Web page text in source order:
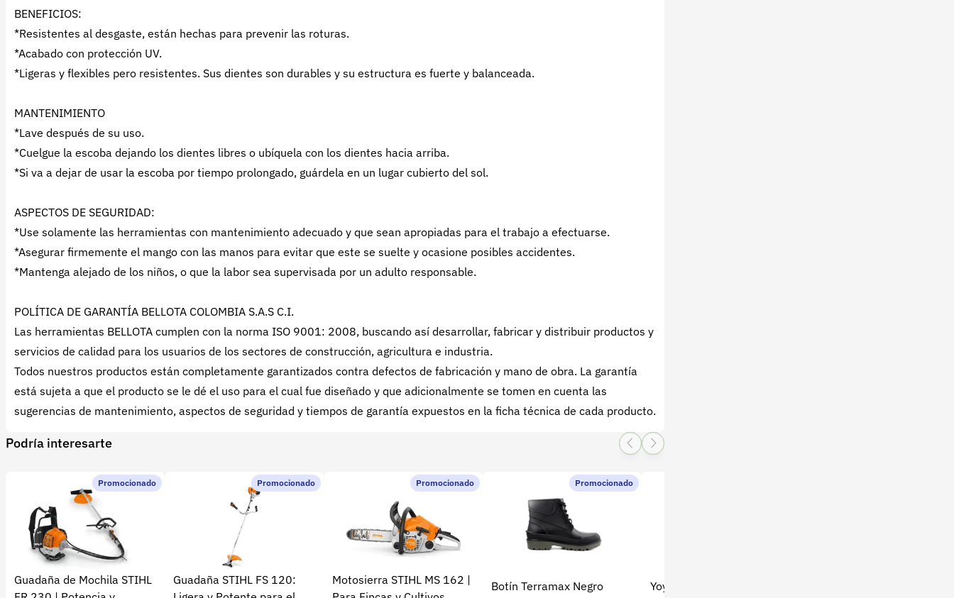
BENEFICIOS:
*Resistentes al desgaste, están hechas para prevenir las roturas.
*Acabado con protección UV.
*Ligeras y flexibles pero resistentes. Sus dientes son durables y su estructura es fuerte y balanceada.
MANTENIMIENTO
*Lave después de su uso.
*Cuelgue la escoba dejando los dientes libres o ubíquela con los dientes hacia arriba.
*Si va a dejar de usar la escoba por tiempo prolongado, guárdela en un lugar cubierto del sol.
ASPECTOS DE SEGURIDAD:
*Use solamente las herramientas con mantenimiento adecuado y que sean apropiadas para el trabajo a efectuarse.
*Asegurar firmemente el mango con las manos para evitar que este se suelte y ocasione posibles accidentes.
*Mantenga alejado de los niños, o que la labor sea supervisada por un adulto responsable.
POLÍTICA DE GARANTÍA BELLOTA COLOMBIA S.A.S C.I.
Las herramientas BELLOTA cumplen con la norma ISO 9001: 2008, buscando así desarrollar, fabricar y distribuir productos y
servicios de calidad para los usuarios de los sectores de construcción, agricultura e industria.
Todos nuestros productos están completamente garantizados contra defectos de fabricación y mano de obra. La garantía
está sujeta a que el producto se le dé el uso para el cual fue diseñado y que adicionalmente se tomen en cuenta las
sugerencias de mantenimiento, aspectos de seguridad y tiempos de garantía expuestos en la ficha técnica de cada producto.
Podría interesarte
Promocionado
Guadaña de Mochila STIHL
Promocionado
Guadaña STIHL FS 120:
Promocionado
Motosierra STIHL MS 162 |
Promocionado
Botín Terramax Negro
Yoyo para Guadaña THP-